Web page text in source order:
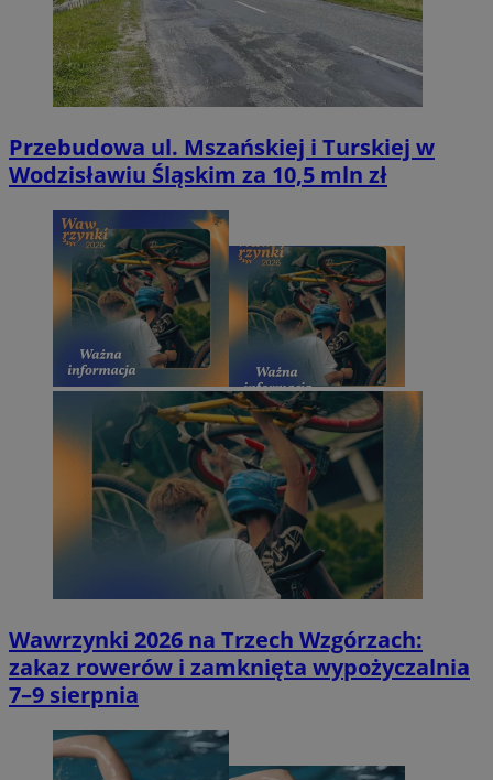
Przebudowa ul. Mszańskiej i Turskiej w
Wodzisławiu Śląskim za 10,5 mln zł
Wawrzynki 2026 na Trzech Wzgórzach:
zakaz rowerów i zamknięta wypożyczalnia
7–9 sierpnia